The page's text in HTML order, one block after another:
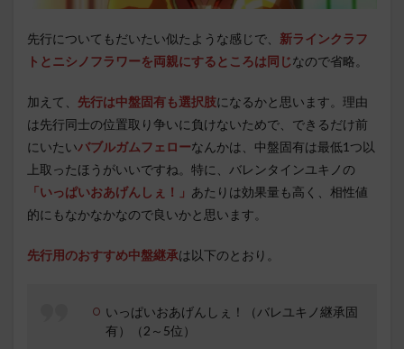
先行についてもだいたい似たような感じで、 新ラインクラフ
トとニシノフラワーを両親にするところは同じなので省略。
加えて、 先行は中盤固有も選択肢になるかと思います。理由
は先行同士の位置取り争いに負けないためで、できるだけ前
にいたいバブルガムフェローなんかは、中盤固有は最低1つ以
上取ったほうがいいですね。特に、バレンタインユキノの
「いっぱいおあげんしぇ！」 あたりは効果量も高く、相性値
的にもなかなかなので良いかと思います。
先行用のおすすめ中盤継承は以下のとおり。
いっぱいおあげんしぇ！（バレユキノ継承固
有）（2～5位）